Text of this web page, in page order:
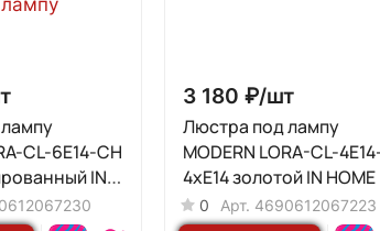
СL-6E14-CH
IN
3 180 ₽/шт
Люстра под лампу
MODERN LORA-CL-
4хЕ14 золотой IN HOME
0 Арт. 4690612067223